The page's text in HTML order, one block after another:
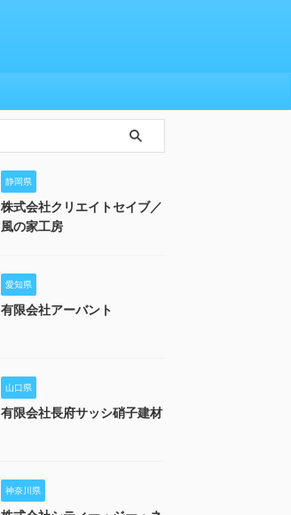
静岡県
株式会社クリエイトセイブ／
風の家工房
愛知県
有限会社アーバント
山口県
有限会社長府サッシ硝子建材
神奈川県